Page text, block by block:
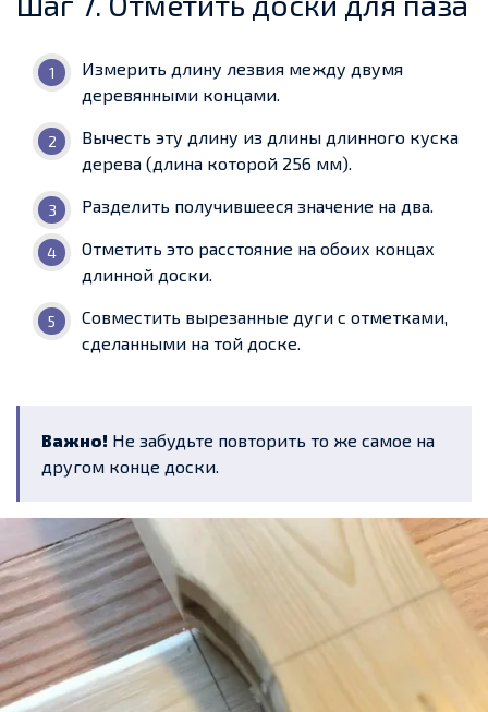
Измерить длину лезвия между двумя
деревянными концами.
Вычесть эту длину из длины длинного куска
дерева (длина которой 256 мм).
Разделить получившееся значение на два.
Отметить это расстояние на обоих концах
длинной доски.
Совместить вырезанные дуги с отметками,
сделанными на той доске.
Важно! Не забудьте повторить то же самое на
другом конце доски.